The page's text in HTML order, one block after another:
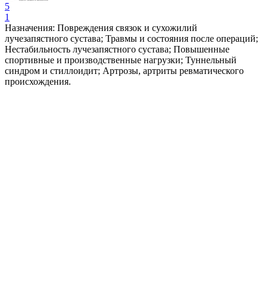
5
1
Назначения: Повреждения связок и сухожилий
лучезапястного сустава; Травмы и состояния после операций;
Нестабильность лучезапястного сустава; Повышенные
спортивные и производственные нагрузки; Туннельный
синдром и стиллоидит; Артрозы, артриты ревматического
происхождения.